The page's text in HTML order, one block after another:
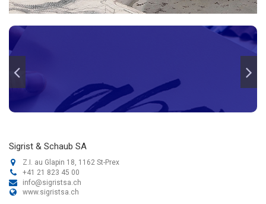
Sigrist & Schaub SA
Z.I. au Glapin 18, 1162 St-Prex
+41 21 823 45 00
info@sigristsa.ch
www.sigristsa.ch